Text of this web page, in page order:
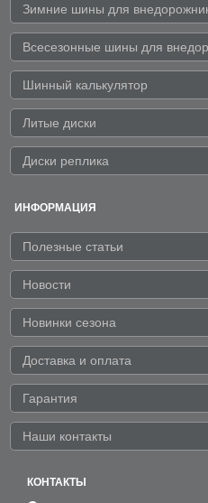
Зимние шины для
Всесезонные шины для
Шинный калькулятор
Литые диски
Диски реплика
ИНФОРМАЦИЯ
Полезные статьи
Новости
Новинки сезона
Доставка и оплата
Гарантия
Наши контакты
КОНТАКТЫ